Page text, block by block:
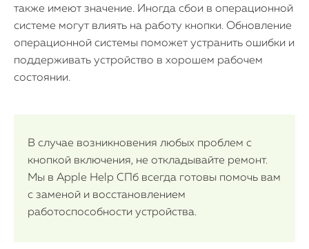
также имеют значение. Иногда сбои в операционной
системе могут влиять на работу кнопки. Обновление
операционной системы поможет устранить ошибки и
поддерживать устройство в хорошем рабочем
состоянии.
В случае возникновения любых проблем с
кнопкой включения, не откладывайте ремонт.
Мы в Apple Help СПб всегда готовы помочь вам
с заменой и восстановлением
работоспособности устройства.